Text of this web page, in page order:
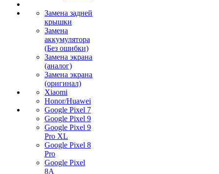
Замена задней
крышки
Замена
аккумулятора
(Без ошибки)
Замена экрана
(аналог)
Замена экрана
(оригинал)
Xiaomi
Honor/Huawei
Google Pixel 7
Google Pixel 9
Google Pixel 9
Pro XL
Google Pixel 8
Pro
Google Pixel
8A